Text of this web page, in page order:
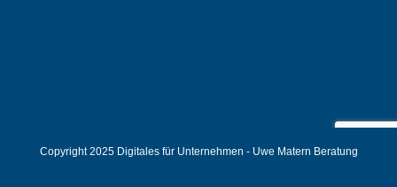
Copyright 2025 Digitales für Unternehmen - Uwe Matern Beratung